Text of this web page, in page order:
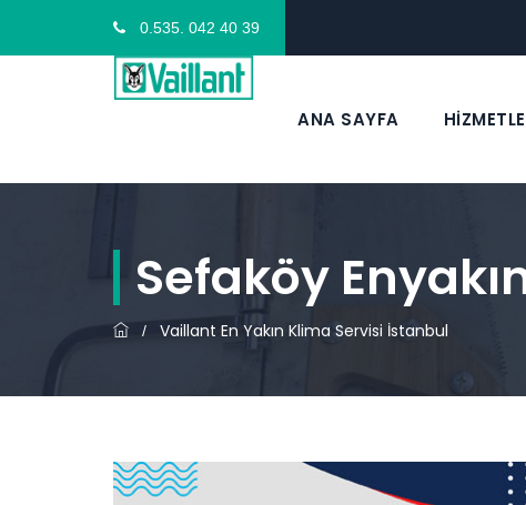
0.535. 042 40 39
ANA SAYFA
Sefaköy
/ Vaillant En Yakın Klima Servisi İstanbul